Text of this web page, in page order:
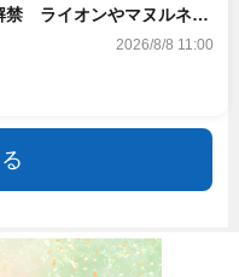
禁 ライオンやマヌルネコ
2026/8/8 11:00